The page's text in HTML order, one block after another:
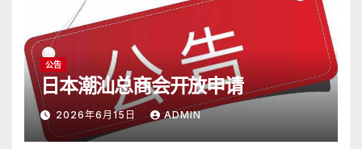
公告
日本潮汕总商会开放申请
2026年6月15日 ADMIN